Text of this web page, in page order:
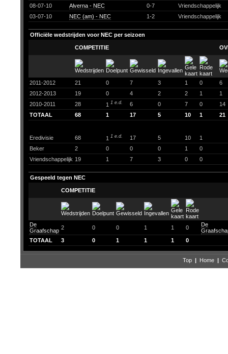
08-07-10
Alverna - NEC 0-7
Vriendschappelijk
03-07-10
NEC (am) - NEC 1-2 Vriendschappelijk
Officiële wedstrijden voor NEC per seizoen
COMPETITIE
2011-2012 21 0 7 3 1 0
6
2012-2013
19 0 4 2 2 1
1
2010-2011
28 1 1 e.d. 6 0 7 0
14
TOTAAL
68 1 17 5 10 1 21
Eredivisie 68 1 1 e.d. 17 5 10
1
Beker
2 0 0 0 1
0
Vriendschappelijk 19 1 7 3 0 0
Gespeeld tegen NEC
COMPETITIE
De
Graafschap 2 0 0 1 1 0
De
TOTAAL
3 0 1 1 1 0
Top | Home |